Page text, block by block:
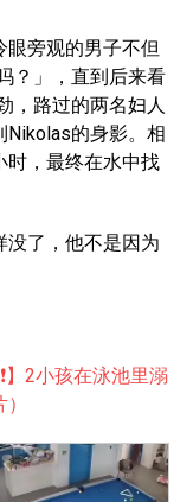
旁观的男子不但
？」，直到后来看
，路过的两名妇人
Nikolas的身影。相
时，最终在水中找
没了，他不是因为
】2小孩在泳池里溺